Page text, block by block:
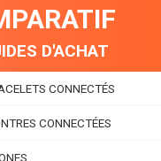
D'ACHAT
CONNECTÉS
CONNECTÉES